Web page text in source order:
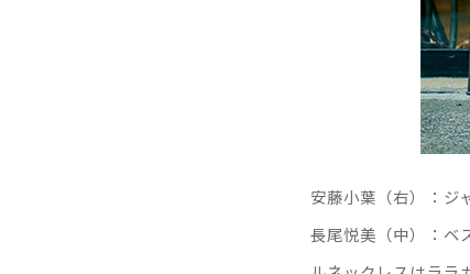
安藤小葉（右）：ジ
長尾悦美（中）：ベ